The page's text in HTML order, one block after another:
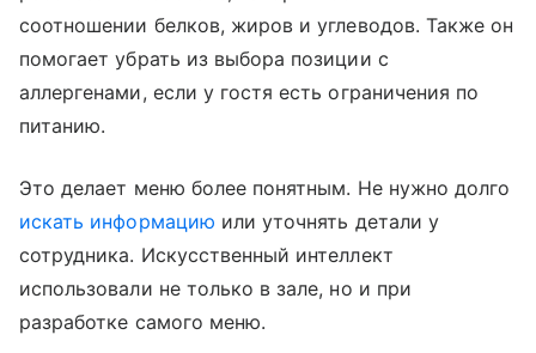
соотношении белков, жиров и углеводов. Также он
помогает убрать из выбора позиции с
аллергенами, если у гостя есть ограничения по
питанию.
Это делает меню более понятным. Не нужно долго
искать информацию или уточнять детали у
сотрудника. Искусственный интеллект
использовали не только в зале, но и при
разработке самого меню.